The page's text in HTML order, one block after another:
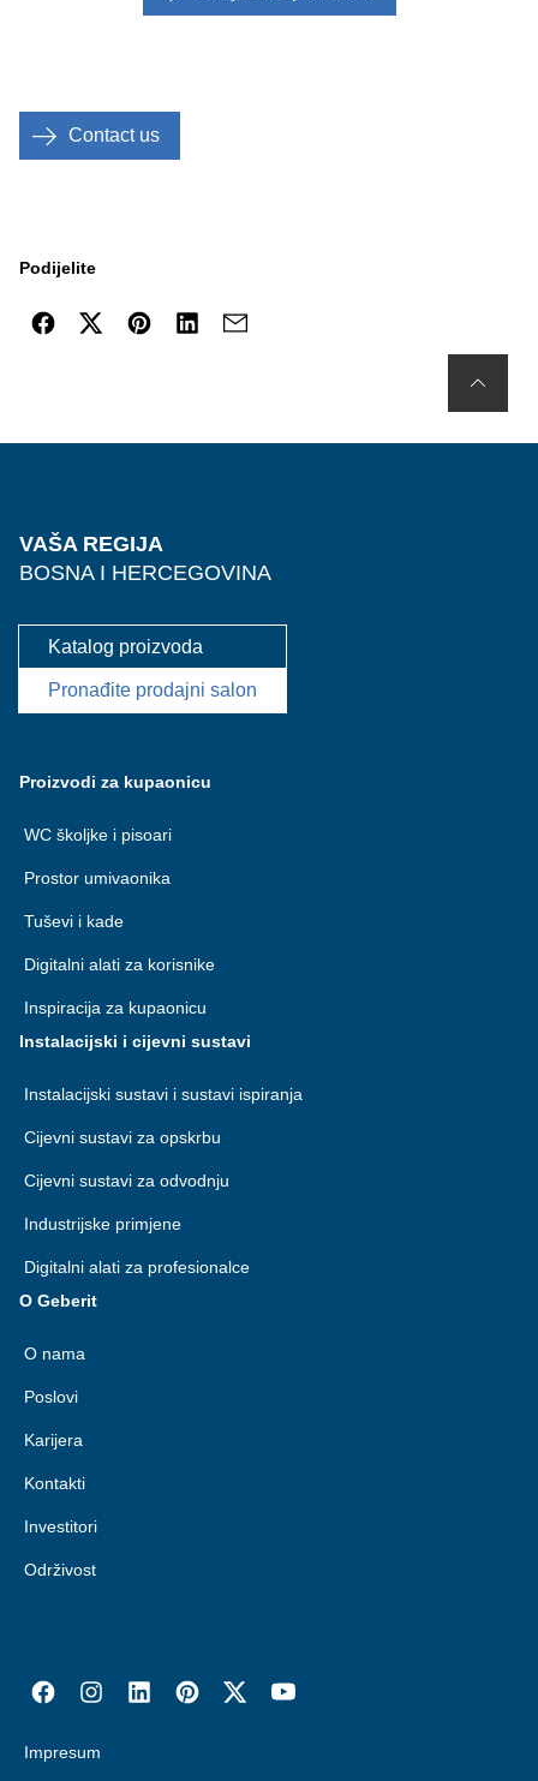
Contact us
Podijelite
VAŠA REGIJA
BOSNA I HERCEGOVINA
Katalog proizvoda
Pronađite prodajni salon
Proizvodi za kupaonicu
WC školjke i pisoari
Prostor umivaonika
Tuševi i kade
Digitalni alati za korisnike
Inspiracija za kupaonicu
Instalacijski i cijevni sustavi
Instalacijski sustavi i sustavi ispiranja
Cijevni sustavi za opskrbu
Cijevni sustavi za odvodnju
Industrijske primjene
Digitalni alati za profesionalce
O Geberit
O nama
Poslovi
Karijera
Kontakti
Investitori
Održivost
Impresum